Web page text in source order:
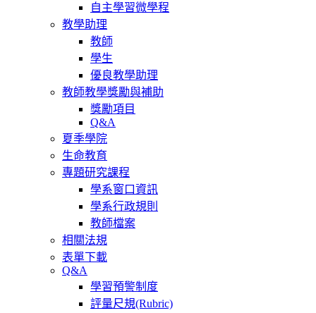
自主學習微學程
教學助理
教師
學生
優良教學助理
教師教學獎勵與補助
獎勵項目
Q&A
夏季學院
生命教育
專題研究課程
學系窗口資訊
學系行政規則
教師檔案
相關法規
表單下載
Q&A
學習預警制度
評量尺規(Rubric)